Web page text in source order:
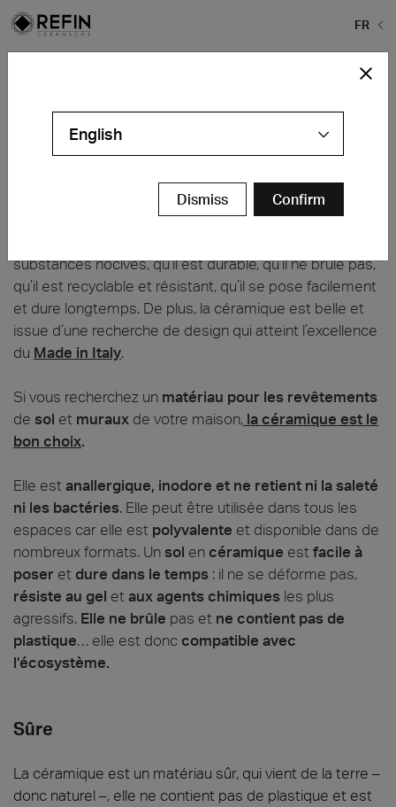
FR
Pourquoi choisir la céramique pour
revêtir vos surfaces ?
Pourquoi choisir la céramique ?
Parce que c’est un matériau entièrement naturel, sûr
idéal pour une pose dans tous les espaces et sur
substances nocives, qu’il est durable, qu’il ne brûle pas,
qu’il est recyclable et résistant, qu’il se pose facilement
et dure longtemps. De plus, la céramique est belle et
issue d’une recherche de design qui atteint l’excellence
du Made in Italy.
Si vous recherchez un matériau pour les revêtements
de sol et muraux de votre maison, la céramique est le
bon choix.
Elle est anallergique, inodore et ne retient ni la saleté
ni les bactéries. Elle peut être utilisée dans tous les
espaces car elle est polyvalente et disponible dans de
nombreux formats. Unsol en céramique est facile à
poser et dure dans le temps : il ne se déforme pas,
résiste au gel et aux agents chimiques les plus
agressifs. Elle ne brûle pas et ne contient pas de
plastique… elle est donc compatible avec
l’écosystème.
Sûre
La céramique est un matériau sûr, qui vient de la terre –
donc naturel –, elle ne contient pas de plastique et est
English
Dismiss Confirm